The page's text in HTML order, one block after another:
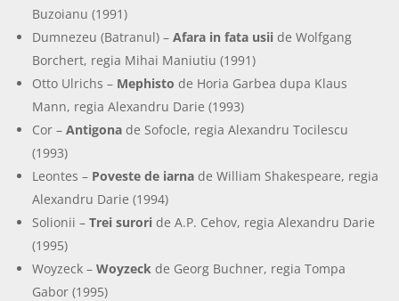
Buzoianu (1991)
Dumnezeu (Batranul) –Afara in fata usii de Wolfgang
Borchert, regia Mihai Maniutiu (1991)
Otto Ulrichs – Mephisto de Horia Garbea dupa Klaus
Mann, regia Alexandru Darie (1993)
Cor –Antigona de Sofocle, regia Alexandru Tocilescu
(1993)
Leontes – Poveste de iarna de William Shakespeare, regia
Alexandru Darie (1994)
Solionii –Trei surori de A.P. Cehov, regia Alexandru Darie
(1995)
Woyzeck –Woyzeck de Georg Buchner, regia Tompa
Gabor (1995)